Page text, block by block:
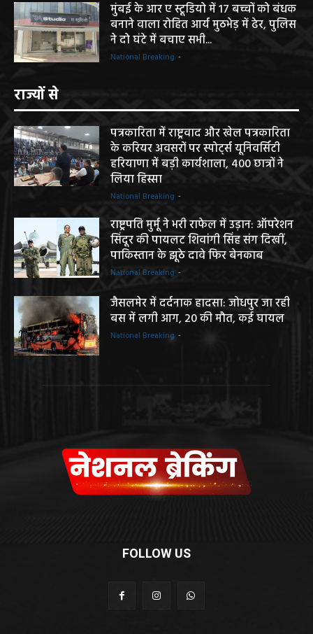
मुंबई के आर ए स्टूडियो में 17 बच्चों को बंधक
बनाने वाला रोहित आर्य मुठभेड़ में ढेर, पुलिस
ने दो घंटे में बचाए सभी...
National Breaking -
राज्यों से
पत्रकारिता में राष्ट्रवाद और खेल पत्रकारिता
के करियर अवसरों पर स्पोर्ट्स यूनिवर्सिटी
हरियाणा में बड़ी कार्यशाला, 400 छात्रों ने
लिया हिस्सा
National Breaking -
राष्ट्रपति मुर्मू ने भरी राफेल में उड़ान: ऑपरेशन
सिंदूर की पायलट शिवांगी सिंह संग दिखीं,
पाकिस्तान के झूठे दावे फिर बेनकाब
National Breaking -
जैसलमेर में दर्दनाक हादसा: जोधपुर जा रही
बस में लगी आग, 20 की मौत, कई घायल
National Breaking -
FOLLOW US